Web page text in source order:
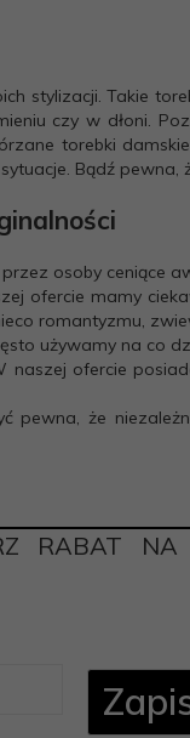
stylizacji. Takie
czy w dłoni.
torebki
Bądź
osoby ceniące
ofercie mamy
romantyzmu,
używamy na co
ofercie
pewna, że
RABAT NA